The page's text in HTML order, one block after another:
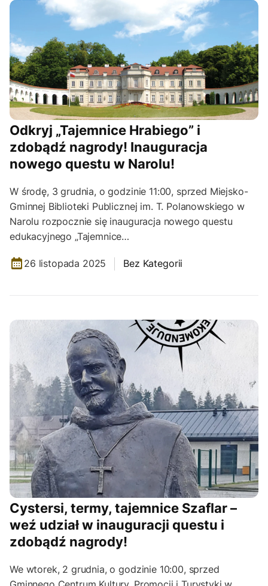
Odkryj „Tajemnice Hrabiego” i
zdobądź nagrody! Inauguracja
nowego questu w Narolu!
W środę, 3 grudnia, o godzinie 11:00, sprzed Miejsko-
Gminnej Biblioteki Publicznej im. T. Polanowskiego w
Narolu rozpocznie się inauguracja nowego questu
edukacyjnego „Tajemnice…
26 listopada 2025 Bez Kategorii
Cystersi, termy, tajemnice Szaflar –
weź udział w inauguracji questu i
zdobądź nagrody!
We wtorek, 2 grudnia, o godzinie 10:00, sprzed